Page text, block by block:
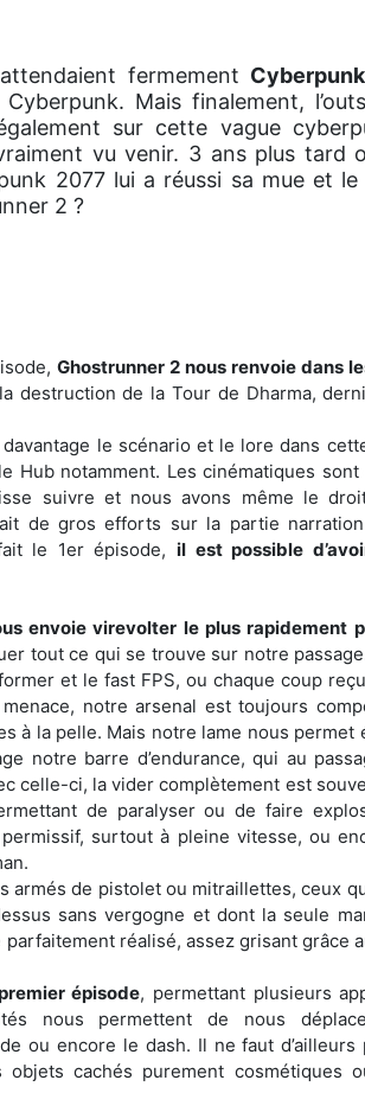
fermement
Mais finalement,
sur cette vague
vu venir. 3 ans plus tard
2077 lui a réussi sa mue et le
2 ?
Ghostrunner 2 nous renvoie dans
destruction de la Tour de Dharma,
le scénario et le lore dans
Hub notamment. Les cinématiques
suivre et nous avons même le
de gros efforts sur la partie
le 1er épisode,il est possible
envoie virevolter le plus rapidement
tout ce qui se trouve sur notre
et le fast FPS, ou chaque coup reçu
notre arsenal est toujours
à la pelle. Mais notre lame nous permet
notre barre d’endurance, qui au
celle-ci, la vider complètement est
de paralyser ou de faire
surtout à pleine vitesse, ou
armés de pistolet ou mitraillettes, ceux
sans vergogne et dont la seule
réalisé, assez grisant grâce
épisode, permettant plusieurs
nous permettent de nous
ou encore le dash. Il ne faut d’ailleurs
cachés purement cosmétiques